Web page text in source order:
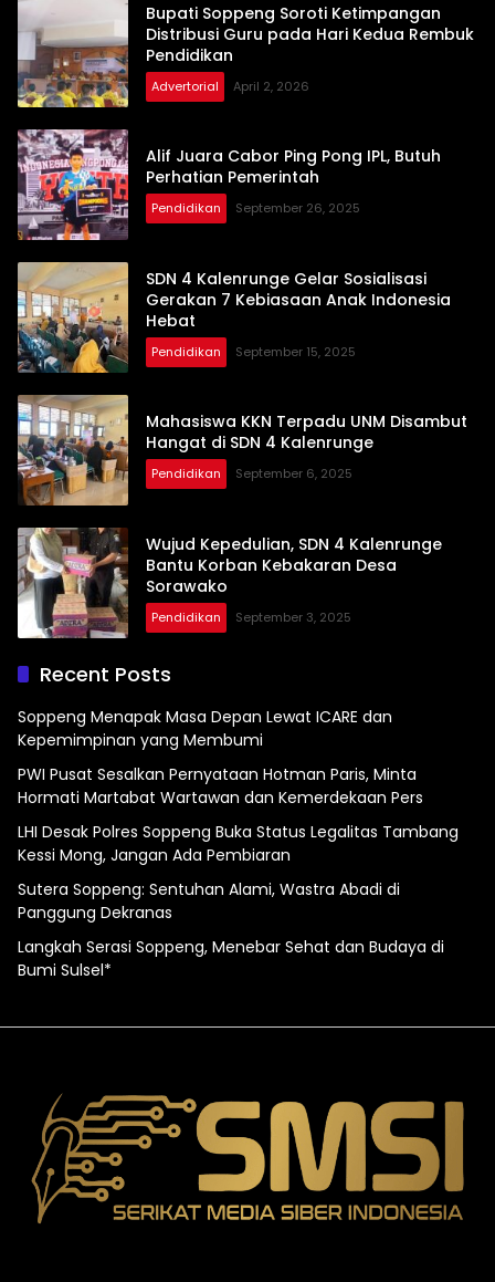
Bupati Soppeng Soroti Ketimpangan
Distribusi Guru pada Hari Kedua Rembuk
Pendidikan
Advertorial April 2, 2026
Alif Juara Cabor Ping Pong IPL, Butuh
Perhatian Pemerintah
Pendidikan September 26, 2025
SDN 4 Kalenrunge Gelar Sosialisasi
Gerakan 7 Kebiasaan Anak Indonesia
Hebat
Pendidikan September 15, 2025
Mahasiswa KKN Terpadu UNM Disambut
Hangat di SDN 4 Kalenrunge
Pendidikan September 6, 2025
Wujud Kepedulian, SDN 4 Kalenrunge
Bantu Korban Kebakaran Desa
Sorawako
Pendidikan September 3, 2025
Recent Posts
Soppeng Menapak Masa Depan Lewat ICARE dan
Kepemimpinan yang Membumi
PWI Pusat Sesalkan Pernyataan Hotman Paris, Minta
Hormati Martabat Wartawan dan Kemerdekaan Pers
LHI Desak Polres Soppeng Buka Status Legalitas Tambang
Kessi Mong, Jangan Ada Pembiaran
Sutera Soppeng: Sentuhan Alami, Wastra Abadi di
Panggung Dekranas
Langkah Serasi Soppeng, Menebar Sehat dan Budaya di
Bumi Sulsel*